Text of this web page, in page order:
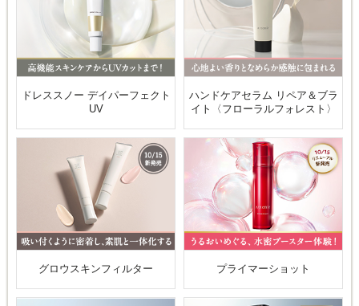
ドレススノー デイパーフェクト
UV
ハンドケアセラム リペア＆ブラ
イト〈フローラルフォレスト〉
グロウスキンフィルター プライマーショット